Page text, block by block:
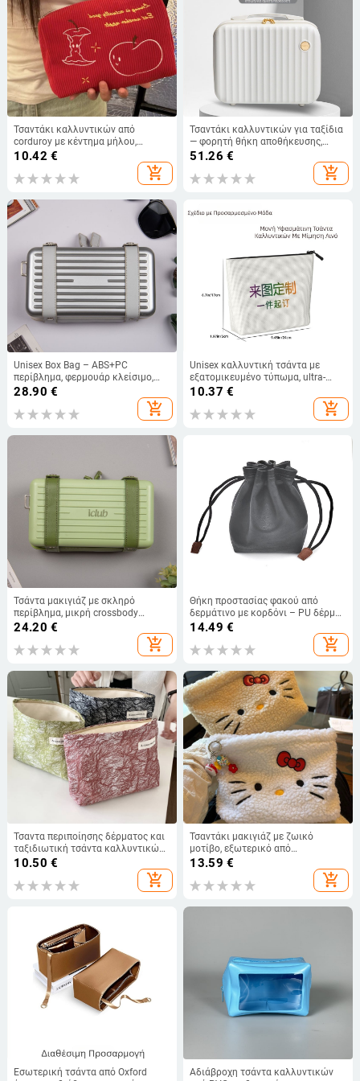
Τσαντάκι καλλυντικών από
corduroy με κέντημα μήλου,
μεγάλη χωρητικότητα,
κατάλληλο για ταξίδια
10.42 €
add_shopping_cart
Τσαντάκι καλλυντικών για ταξίδια
— φορητή θήκη αποθήκευσης,
πολυεστέρας εξωτερικά, επένδυση
ABS, οικιακή χρήση αποθήκευσης,
στυλ ώριμης γυναίκας.
51.26 €
add_shopping_cart
Unisex Box Bag – ABS+PC
περίβλημα, φερμουάρ κλείσιμο,
αδιάβροχο, εξαιρετικά ελαφρύ, PU
28.90 €
add_shopping_cart
Unisex καλλυντική τσάντα με
εξατομικευμένο τύπωμα, ultra-
light, μονοστρώδης σχεδιασμός,
εξωτερικό από πολυεστέρα με
επένδυση από πολυεστέρα
10.37 €
add_shopping_cart
Τσάντα μακιγιάζ με σκληρό
περίβλημα, μικρή crossbody
τσάντα, Υλικό PP, Φερμουάρ,
Εσωτερική επένδυση από καμβά
24.20 €
add_shopping_cart
Θήκη προστασίας φακού από
δερμάτινο με κορδόνι – PU δέρμα,
πολυεστερική επένδυση,
αδιάβροχη, unisex, μάρκα YX,
Άνοιξη 2023
14.49 €
add_shopping_cart
Τσαντα περιποίησης δέρματος και
ταξιδιωτική τσάντα καλλυντικών
– πολυεστέρας, γεωμετρικό
σχέδιο, επένδυση από καμβά, στυλ
λογοτεχνίας και εθνικού
10.50 €
add_shopping_cart
Τσαντάκι μακιγιάζ με ζωικό
μοτίβο, εξωτερικό από
πολυεστέρα, επένδυση από νάιλον,
κλείσιμο με φερμουάρ, φορητό και
διπλωτό
13.59 €
add_shopping_cart
Εσωτερική τσάντα από Oxford
Αδιάβροχη τσάντα καλλυντικών